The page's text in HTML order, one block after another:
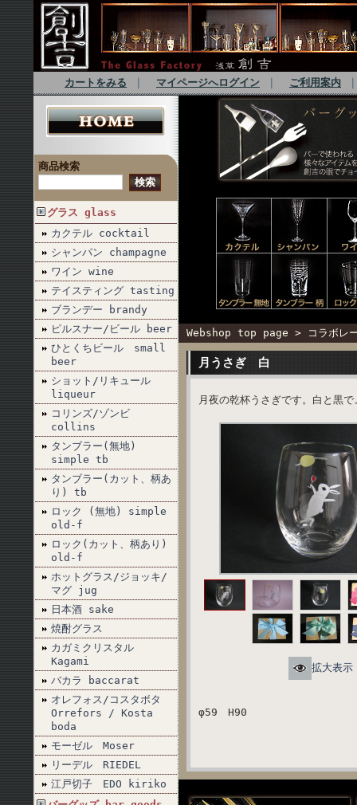
カートをみる マイページへログイン ご利用案内
商品検索
グラス glass
カクテル cocktail
シャンパン champagne
ワイン wine
テイスティング tasting
ブランデー brandy
ピルスナー/ビール beer
ひとくちビール small
beer
ショット/リキュール
liqueur
コリンズ/ゾンビ
collins
タンブラー(無地)
simple tb
タンブラー(カット、柄あ
り) tb
ロック (無地) simple
old-f
ロック(カット、柄あり)
old-f
ホットグラス/ジョッキ/
マグ jug
日本酒 sake
焼酎グラス
カガミクリスタル
Kagami
バカラ baccarat
オレフォス/コスタボタ
Orrefors / Kosta
boda
モーゼル Moser
リーデル RIEDEL
江戸切子 EDO kiriko
Webshop top page > コラボ
月うさぎ 白
月夜の乾杯うさぎです。白と黒
拡大表示
φ59 H90